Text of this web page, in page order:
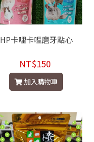
HP卡哩卡哩磨牙點心
NT$150
加入購物車